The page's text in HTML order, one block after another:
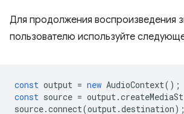
Для продолжения воспроизведения
пользователю используйте
const output = new AudioContext();
const source = output.
source.connect(output.destination);